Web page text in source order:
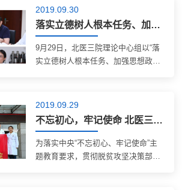
会议；临床重点专科、各级重点实验
室负责人和其他相关科研人员近40人
参加...
2019.09.30
落实立德树人根本任务、加强思想政治工作 、提升教学水平——我院举办“不忘初心 牢记使命”主题教育理论中心组第九次学习暨专题研讨会
9月29日，北医三院理论中心组以“落
实立德树人根本任务、加强思想政治
学习暨专题研讨会。重点学习习近平
总书记在全国高校思想政治工作会议
上重...
2019.09.29
不忘初心，牢记使命 北医三院专家赴山西大宁开展国家义诊周活动
为落实中央“不忘初心、牢记使命”主
题教育要求，贯彻脱贫攻坚决策部